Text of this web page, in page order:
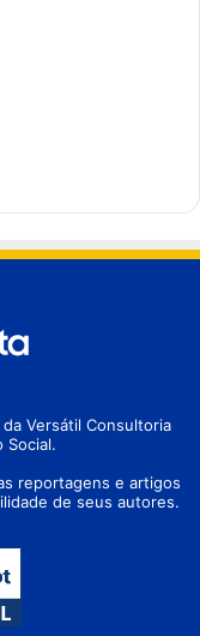
Versátil Consultoria
Social.
reportagens e artigos
de seus autores.